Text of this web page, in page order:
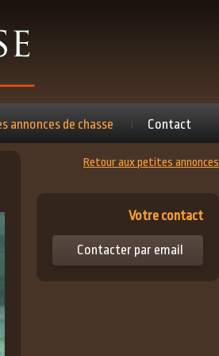
annonces de chasse Contact
Retour aux petites annonces
Votre contact
Contacter par email